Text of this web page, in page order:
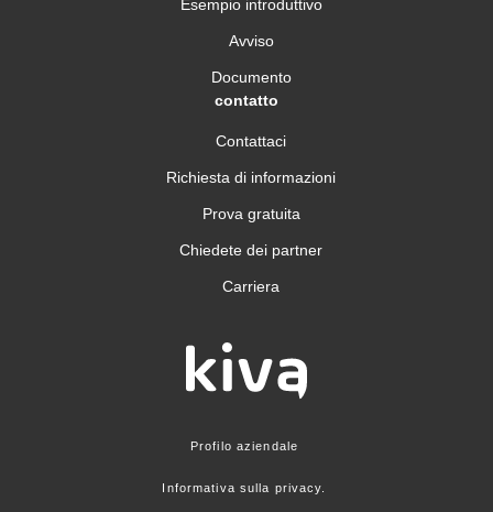
Esempio introduttivo
Avviso
Documento
contatto
Contattaci
Richiesta di informazioni
Prova gratuita
Chiedete dei partner
Carriera
Profilo aziendale
Informativa sulla privacy.